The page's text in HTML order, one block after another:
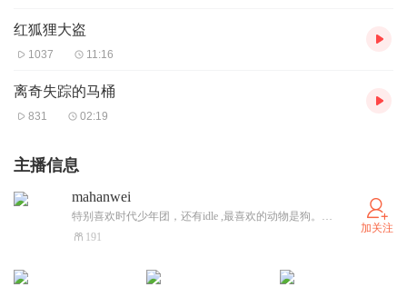
红狐狸大盗
1037 11:16
离奇失踪的马桶
831 02:19
主播信息
mahanwei
特别喜欢时代少年团，还有idle ,最喜欢的动物是狗。这个主播是巨蟹座。三丽欧里第一喜欢库洛米，第二喜欢大耳狗，最讨厌美乐蒂。有跟主包一样的吗？
191
加关注